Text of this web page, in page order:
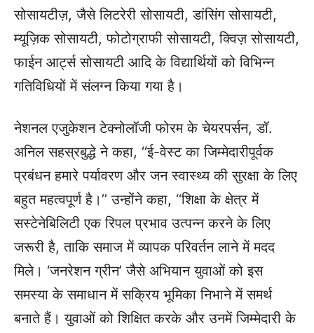
सोसायटीज़, जैसे लिटरेरी सोसायटी, डांसिंग सोसायटी,
म्यूज़िक सोसायटी, फोटोग्राफी सोसायटी, क्विज़ सोसायटी,
फाईन आर्ट्स सोसायटी आदि के विद्यार्थियों को विभिन्न
गतिविधियों में संलग्न किया गया है।
नेशनल एजुकेशन टेक्नोलॉजी फोरम के चेयरपर्सन, डॉ.
अनिल सहस्रबुद्धे ने कहा, ‘‘ई-वेस्ट का जिम्मेदारीपूर्वक
प्रबंधन हमारे पर्यावरण और जन स्वास्थ्य की सुरक्षा के लिए
बहुत महत्वपूर्ण है।’’ उन्होंने कहा, ‘‘शिक्षा के क्षेत्र में
सस्टेनेबिलिटी एक रिपल प्रभाव उत्पन्न करने के लिए
जरूरी है, ताकि समाज में व्यापक परिवर्तन लाने में मदद
मिले। ‘जनरेशन ग्रीन’ जैसे अभियान युवाओं को इस
समस्या के समाधान में सक्रिय भूमिका निभाने में समर्थ
बनाते हैं। युवाओं को शिक्षित करके और उनमें जिम्मेदारी के